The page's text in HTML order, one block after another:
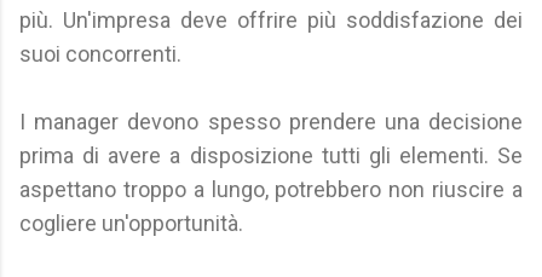
più. Un'impresa deve offrire più soddisfazione dei
suoi concorrenti.
I manager devono spesso prendere una decisione
prima di avere a disposizione tutti gli elementi. Se
aspettano troppo a lungo, potrebbero non riuscire a
cogliere un'opportunità.